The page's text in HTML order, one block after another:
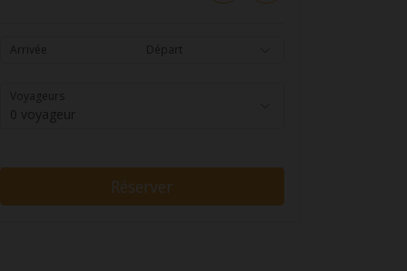
Arrivée Départ
Voyageurs
0 voyageur
Réserver